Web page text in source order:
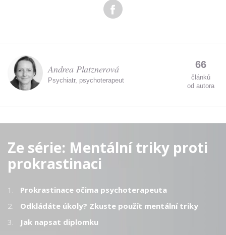
Andrea Platznerová
Psychiatr, psychoterapeut
66
článků
od autora
Ze série: Mentální triky proti
prokrastinaci
1.
Prokrastinace očima psychoterapeuta
2.
Odkládáte úkoly? Zkuste použít mentální triky
3.
Jak napsat diplomku